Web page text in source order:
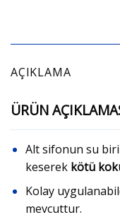
AÇIKLAMA
ÜRÜN
Alt sifonun su
keserek kötü
Kolay
mevcuttur.